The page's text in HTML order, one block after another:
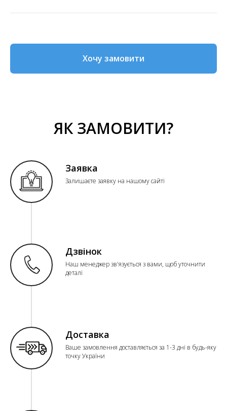
Хочу замовити
ЯК ЗАМОВИТИ?
Заявка
Залишаєте заявку на нашому сайті
Дзвінок
Наш менеджер зв'язується з вами, щоб уточнити
деталі
Доставка
Ваше замовлення доставляється за 1-3 дні в будь-яку
точку України